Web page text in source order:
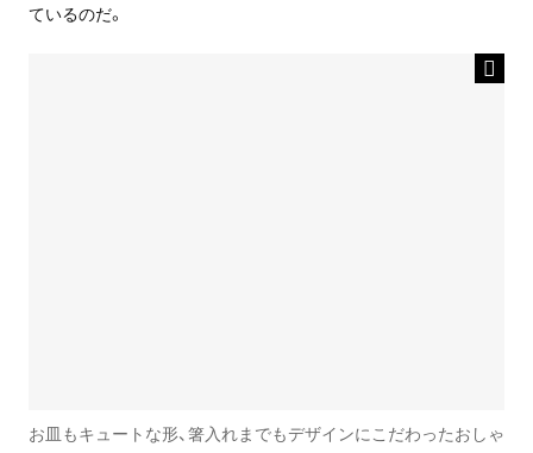
ているのだ。
お皿もキュートな形、箸入れまでもデザインにこだわったおしゃ